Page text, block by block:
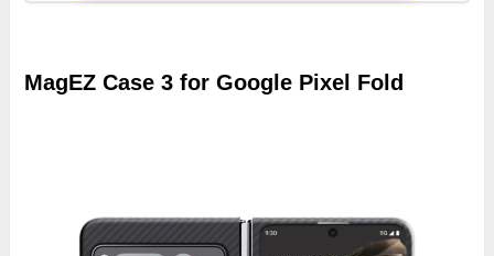
MagEZ Case 3 for Google Pixel Fold